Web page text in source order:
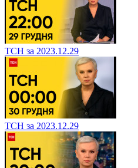
ТСН за 2023.12.29
ТСН за 2023.12.29